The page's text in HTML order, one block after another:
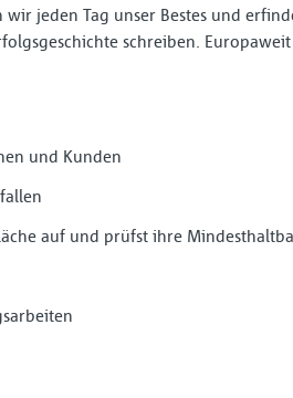
jeden Tag unser Bestes und
schreiben.
und Kunden
auf und prüfst ihre